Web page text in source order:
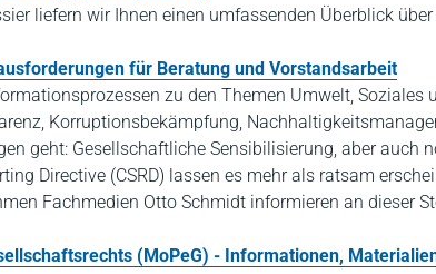
liefern wir Ihnen einen umfassenden Überblick
für Beratung und Vorstandsarbeit
zu den Themen Umwelt,
Korruptionsbekämpfung,
geht: Gesellschaftliche Sensibilisierung, aber auch
Directive (CSRD) lassen es mehr als ratsam
Fachmedien Otto Schmidt informieren an dieser
(MoPeG) - Informationen,